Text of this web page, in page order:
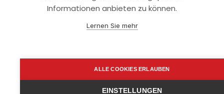
support@smartkuendigen.de
Informationen anbieten zu können.
Lernen Sie mehr
ALLE COOKIES ERLAUBEN
EINSTELLUNGEN